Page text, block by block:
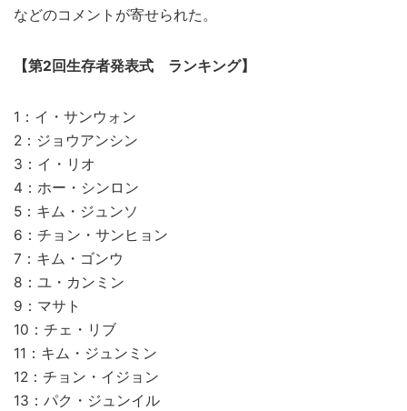
などのコメントが寄せられた。
【第2回生存者発表式 ランキング】
1：イ・サンウォン
2：ジョウアンシン
3：イ・リオ
4：ホー・シンロン
5：キム・ジュンソ
6：チョン・サンヒョン
7：キム・ゴンウ
8：ユ・カンミン
9：マサト
10：チェ・リブ
11：キム・ジュンミン
12：チョン・イジョン
13：パク・ジュンイル